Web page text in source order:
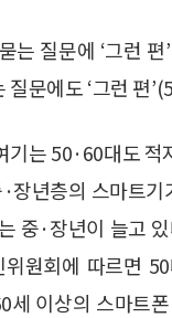
는 질문에 ‘그런
질문에도 ‘그런 편
는 50·60대도
장년층의 스마트
중·장년이 늘고
위원회에 따르면
이상의 스마트